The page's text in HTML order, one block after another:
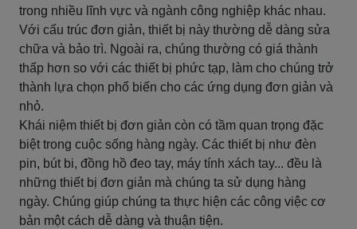
trong nhiều lĩnh vực và ngành công nghiệp khác nhau.
Với cấu trúc đơn giản, thiết bị này thường dễ dàng sửa
chữa và bảo trì. Ngoài ra, chúng thường có giá thành
thấp hơn so với các thiết bị phức tạp, làm cho chúng trở
thành lựa chọn phổ biến cho các ứng dụng đơn giản và
nhỏ.
Khái niệm thiết bị đơn giản còn có tầm quan trọng đặc
biệt trong cuộc sống hàng ngày. Các thiết bị như đèn
pin, bút bi, đồng hồ đeo tay, máy tính xách tay... đều là
những thiết bị đơn giản mà chúng ta sử dụng hàng
ngày. Chúng giúp chúng ta thực hiện các công việc cơ
bản một cách dễ dàng và thuận tiện.